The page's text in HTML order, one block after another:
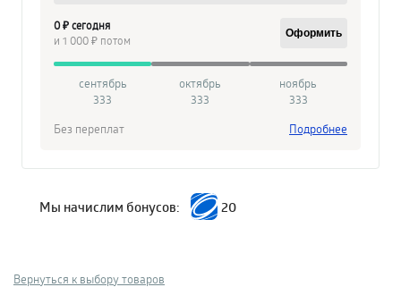
0 ₽ сегодня
и 1 000 ₽ потом
Оформить
сентябрь
333
октябрь
333
ноябрь
333
Без переплат
Подробнее
Мы начислим бонусов: 20
Вернуться к выбору товаров